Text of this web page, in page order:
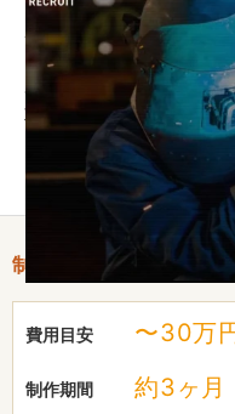
『大川スティール株式会
サイトデザインは、シンプ
ります。
各部署の仕事内容や1日の
職者の方が知りたい情報
その他、社内風景や社員
とができます。
制作情報
費用目安 〜30万
制作期間 約3ヶ月